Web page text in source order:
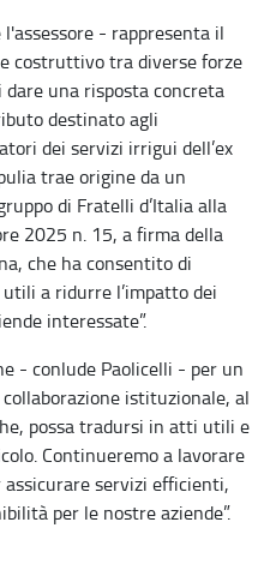
- rappresenta il
costruttivo tra diverse forze
una risposta concreta
destinato agli
dei servizi irrigui dell’ex
trae origine da un
di Fratelli d’Italia alla
2025 n. 15, a firma della
che ha consentito di
a ridurre l’impatto dei
interessate”.
- conlude Paolicelli - per un
istituzionale, al
possa tradursi in atti utili e
Continueremo a lavorare
servizi efficienti,
per le nostre aziende”.